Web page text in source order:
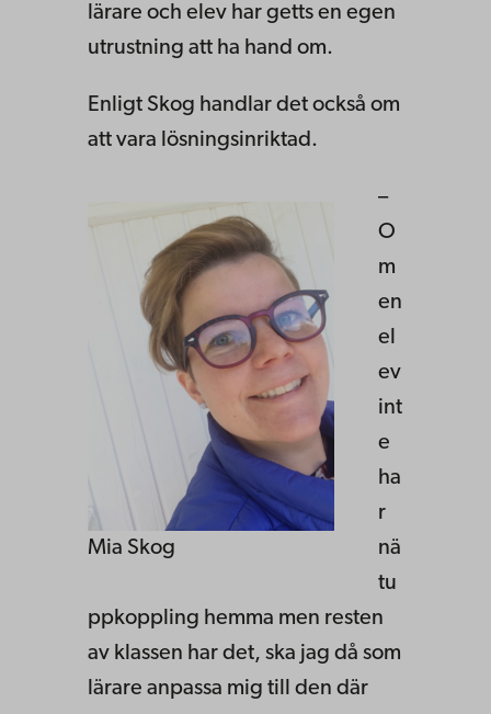
lärare och elev har getts en egen
utrustning att ha hand om.
Enligt Skog handlar det också om
att vara lösningsinriktad.
Mia Skog
–
O
m
en
el
ev
int
e
ha
r
nä
tu
ppkoppling hemma men resten
av klassen har det, ska jag då som
lärare anpassa mig till den där